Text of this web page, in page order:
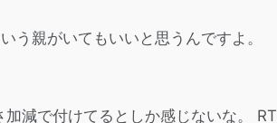
う親がいてもいいと思うんですよ。
減で付けてるとしか感じないな。 RT